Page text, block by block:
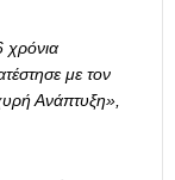
χρόνια
με τον
Ανάπτυξη»,